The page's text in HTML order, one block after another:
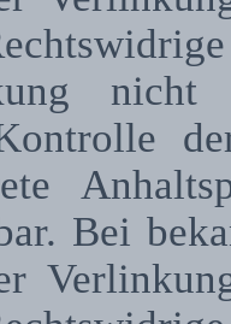
nicht
Bei